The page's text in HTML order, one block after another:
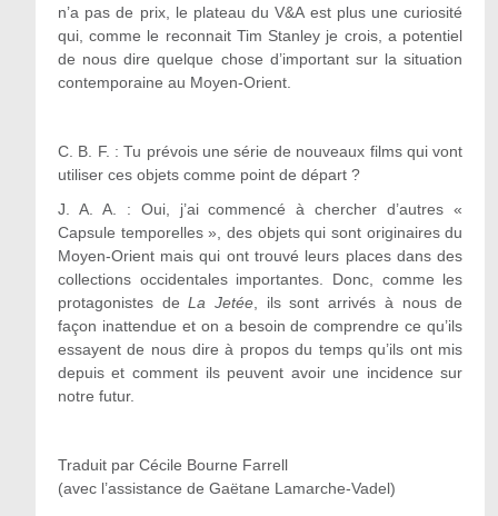
n’a pas de prix, le plateau du V&A est plus une curiosité
qui, comme le reconnait Tim Stanley je crois, a potentiel
de nous dire quelque chose d’important sur la situation
contemporaine au Moyen-Orient.
C. B. F. : Tu prévois une série de nouveaux films qui vont
utiliser ces objets comme point de départ ?
J. A. A. : Oui, j’ai commencé à chercher d’autres «
Capsule temporelles », des objets qui sont originaires du
Moyen-Orient mais qui ont trouvé leurs places dans des
collections occidentales importantes. Donc, comme les
protagonistes deLa Jetée , ils sont arrivés à nous de
façon inattendue et on a besoin de comprendre ce qu’ils
essayent de nous dire à propos du temps qu’ils ont mis
depuis et comment ils peuvent avoir une incidence sur
notre futur.
Traduit par Cécile Bourne Farrell
(avec l’assistance de Gaëtane Lamarche-Vadel)